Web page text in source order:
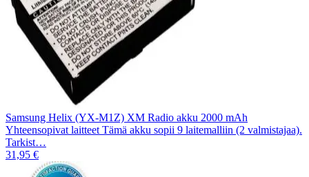
Samsung Helix (YX-M1Z) XM Radio akku 2000 mAh
Yhteensopivat laitteet Tämä akku sopii 9 laitemalliin (2 valmistajaa).
Tarkist…
31,95 €